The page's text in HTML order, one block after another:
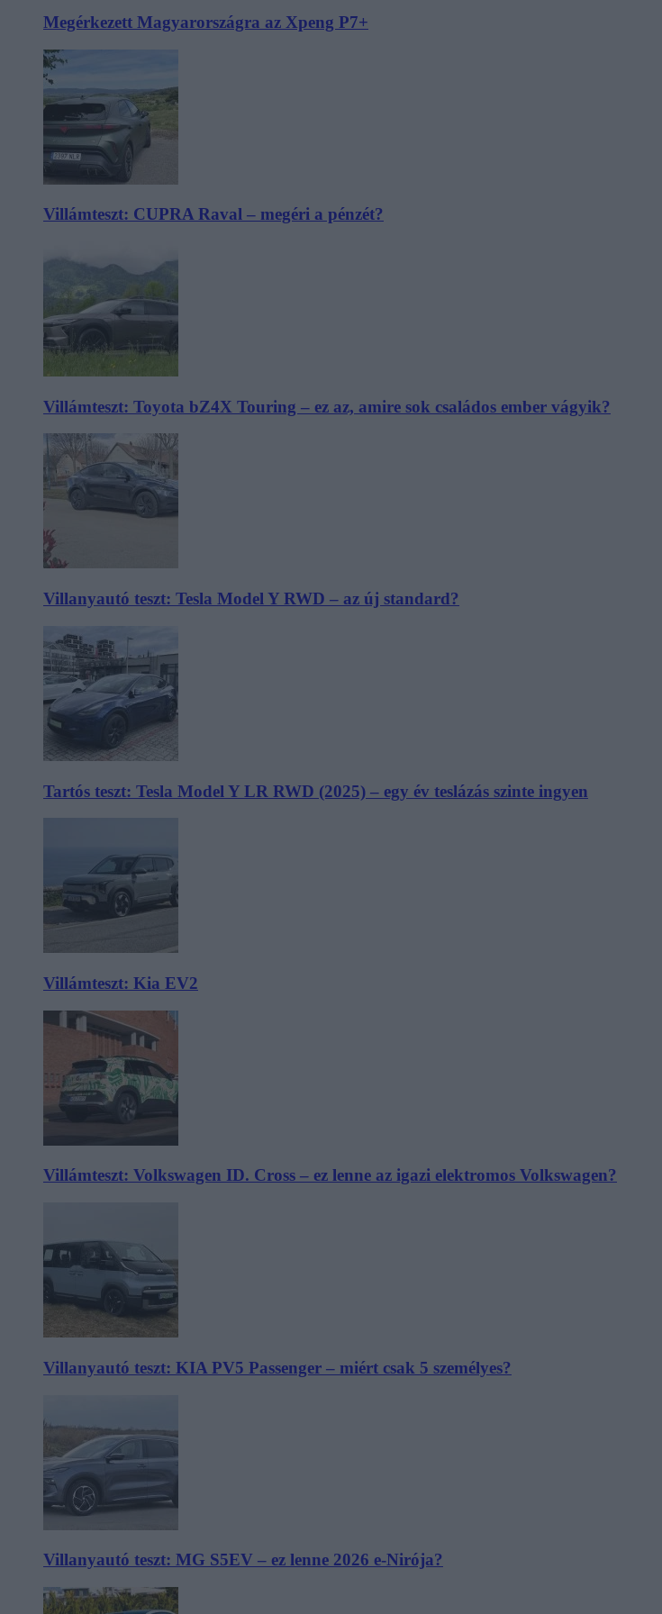
Megérkezett Magyarországra az Xpeng P7+
Villámteszt: CUPRA Raval – megéri a pénzét?
Villámteszt: Toyota bZ4X Touring – ez az, amire sok családos ember vágyik?
Villanyautó teszt: Tesla Model Y RWD – az új standard?
Tartós teszt: Tesla Model Y LR RWD (2025) – egy év teslázás szinte ingyen
Villámteszt: Kia EV2
Villámteszt: Volkswagen ID. Cross – ez lenne az igazi elektromos Volkswagen?
Villanyautó teszt: KIA PV5 Passenger – miért csak 5 személyes?
Villanyautó teszt: MG S5EV – ez lenne 2026 e-Nirója?